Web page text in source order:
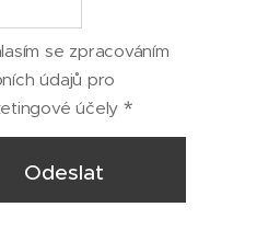
se zpracováním
údajů pro
účely
Odeslat